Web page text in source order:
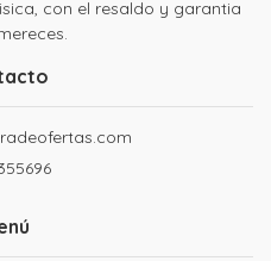
con el resaldo y garantia